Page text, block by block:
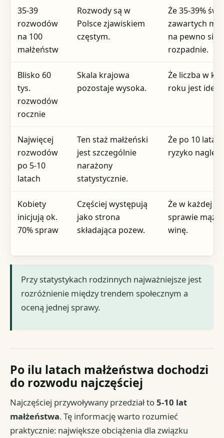
35-39
rozwodów
na 100
małżeństw
Rozwody są w
Polsce zjawiskiem
częstym.
Że 35-39%
zawartych
na pewno się
rozpadnie.
Blisko 60
tys.
rozwodów
rocznie
Skala krajowa
pozostaje wysoka.
Że liczba w
roku jest
Najwięcej
rozwodów
po 5-10
latach
Ten staż małżeński
jest szczególnie
narażony
statystycznie.
Że po 10
ryzyko nagle
Kobiety
inicjują ok.
70% spraw
Częściej występują
jako strona
składająca pozew.
Że w każdej
sprawie mąż
winę.
Przy statystykach rodzinnych najważniejsze jest
rozróżnienie między trendem społecznym a
oceną jednej sprawy.
Po ilu latach małżeństwa dochodzi
do rozwodu najczęściej
Najczęściej przywoływany przedział to5-10 lat
małżeństwa. Tę informację warto rozumieć
praktycznie: największe obciążenia dla związku